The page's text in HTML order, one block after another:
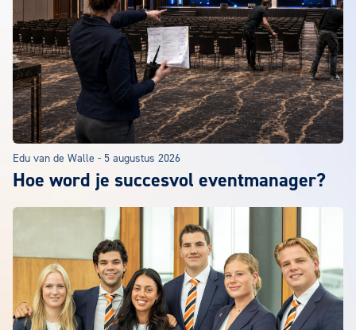
Edu van de Walle - 5 augustus 2026
Hoe word je succesvol eventmanager?